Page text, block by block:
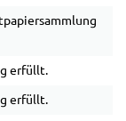
erfüllt.
erfüllt.